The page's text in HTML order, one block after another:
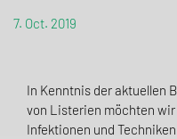
7. Oct. 2019
In Kenntnis der aktuellen
von Listerien möchten
Infektionen und